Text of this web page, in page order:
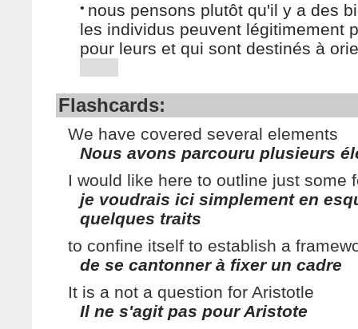
• nous pensons plutôt qu'il y a des
les individus peuvent légitimement
pour leurs et qui sont destinés à
Flashcards:
We have covered several elements
Nous avons parcouru plusieurs
I would like here to outline just some
je voudrais ici simplement en
quelques traits
to confine itself to establish a
de se cantonner à fixer un cadre
It is a not a question for Aristotle
Il ne s'agit pas pour Aristote